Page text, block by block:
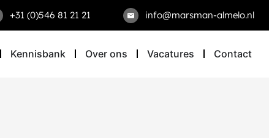
+31 (0)546 81 21 21 info@marsman-almelo.nl
Kennisbank Over ons Vacatures Contact